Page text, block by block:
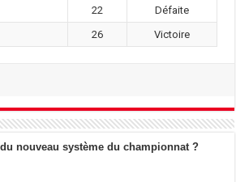
22
Défaite
26 Victoire
nouveau système du championnat ?